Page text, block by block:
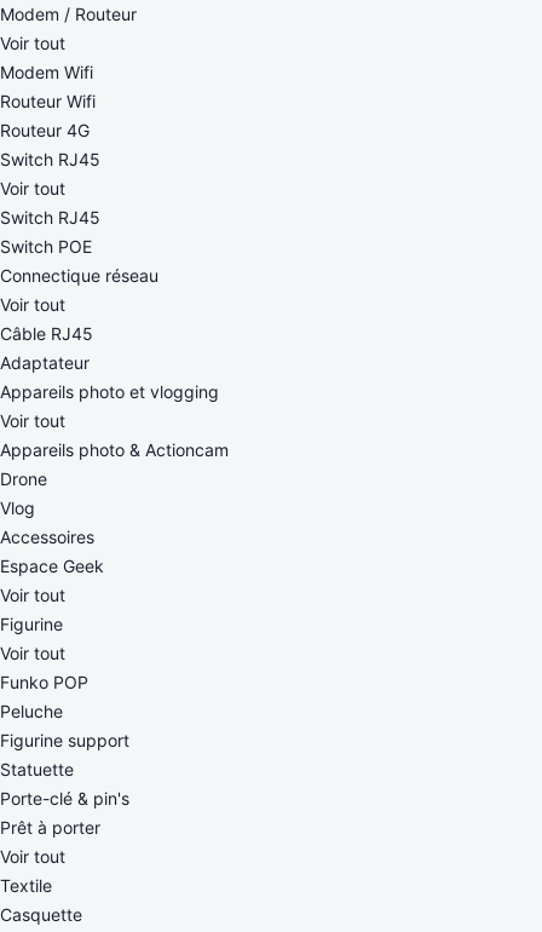
Modem / Routeur
Voir tout
Modem Wifi
Routeur Wifi
Routeur 4G
Switch RJ45
Voir tout
Switch RJ45
Switch POE
Connectique réseau
Voir tout
Câble RJ45
Adaptateur
Appareils photo et vlogging
Voir tout
Appareils photo & Actioncam
Drone
Vlog
Accessoires
Espace Geek
Voir tout
Figurine
Voir tout
Funko POP
Peluche
Figurine support
Statuette
Porte-clé & pin's
Prêt à porter
Voir tout
Textile
Casquette